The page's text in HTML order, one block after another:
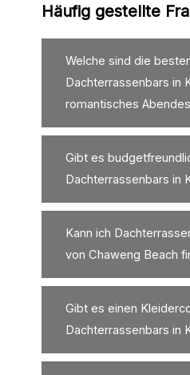
Häufig gestellte
Welche sind die
Dachterrassenbars in
romantisches
Gibt es
Dachterrassenbars in
Kann ich
von Chaweng Beach
Gibt es einen
Dachterrassenbars in